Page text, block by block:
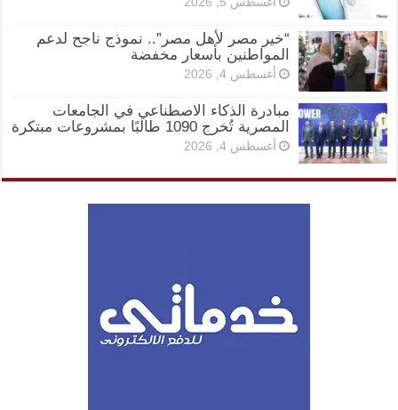
“خير مصر لأهل مصر”.. نموذج ناجح لدعم
المواطنين بأسعار مخفضة
أغسطس 4, 2026
مبادرة الذكاء الاصطناعي في الجامعات
المصرية تُخرج 1090 طالبًا بمشروعات مبتكرة
أغسطس 4, 2026